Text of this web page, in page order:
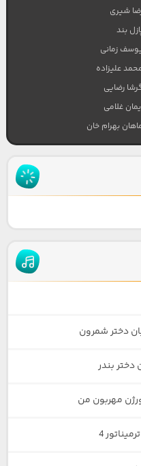
شیری
بند
زمانی
علیزاده
رضایی
غلامی
بهرام خان
دختر شمرون
دختر بندر
مهربون من
4